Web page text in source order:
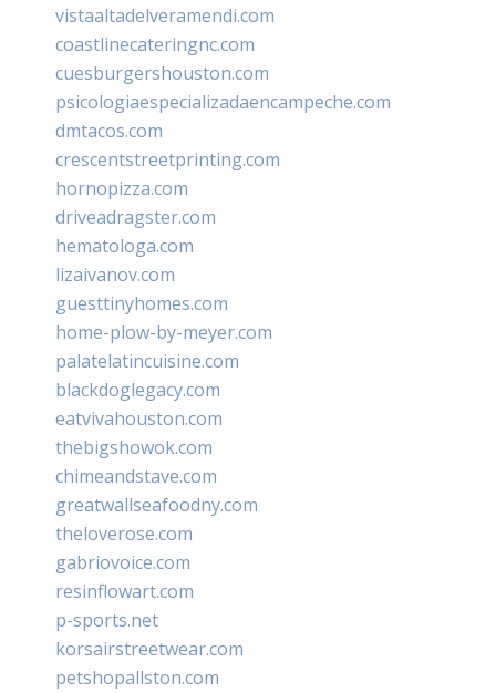
vistaaltadelveramendi.com
coastlinecateringnc.com
cuesburgershouston.com
psicologiaespecializadaencampeche.com
dmtacos.com
crescentstreetprinting.com
hornopizza.com
driveadragster.com
hematologa.com
lizaivanov.com
guesttinyhomes.com
home-plow-by-meyer.com
palatelatincuisine.com
blackdoglegacy.com
eatvivahouston.com
thebigshowok.com
chimeandstave.com
greatwallseafoodny.com
theloverose.com
gabriovoice.com
resinflowart.com
p-sports.net
korsairstreetwear.com
petshopallston.com